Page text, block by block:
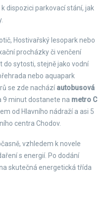
dispozici parkovací stání, jak
Hostivařský lesopark nebo
procházky či venčení
sytosti, stejně jako vodní
nebo aquapark
se zde nacházíautobusová
9 minut dostanete na metro C
od Hlavního nádraží a asi 5
centra Chodov.
vzhledem k novele
s energií. Po dodání
skutečná energetická třída